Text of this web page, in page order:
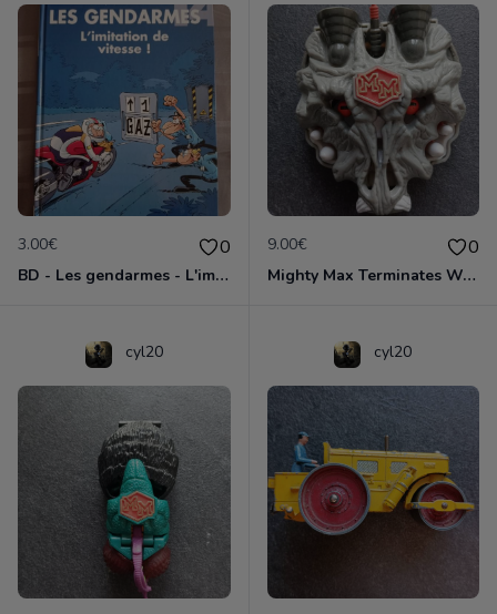
3.00€ 0
BD - Les gendarmes - L'imitation de vitesse - Tome 14
9.00€ 0
Mighty Max Terminates Wolfship 7
cyl20 cyl20